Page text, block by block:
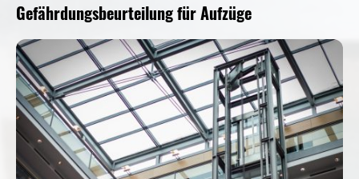
Gefährdungsbeurteilung für Aufzüge